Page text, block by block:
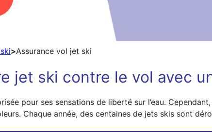
>Assurance vol jet ski
jet ski contre le vol avec
pour ses sensations de liberté sur l’eau.
Chaque année, des centaines de jets skis sont